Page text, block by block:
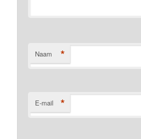
Naam *
E-mail *